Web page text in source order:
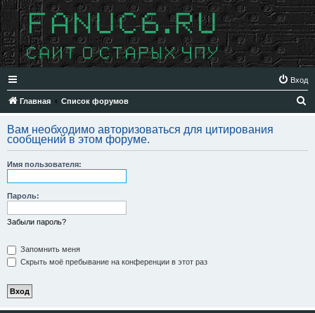
Вход
Главная Список форумов
с
Вам необходимо авторизоваться для цитирования
сообщений в этом форуме.
Имя пользователя:
Пароль:
Забыли пароль?
Запомнить меня
Скрыть моё пребывание на конференции в этот раз